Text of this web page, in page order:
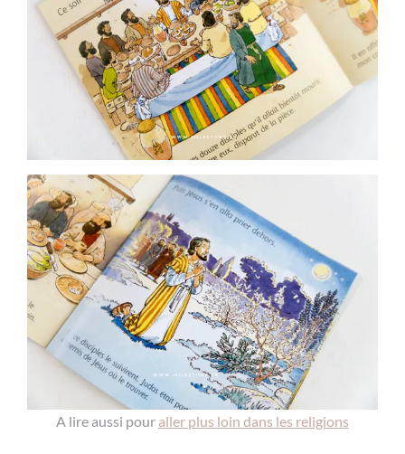
A lire aussi pour aller plus loin dans les religions